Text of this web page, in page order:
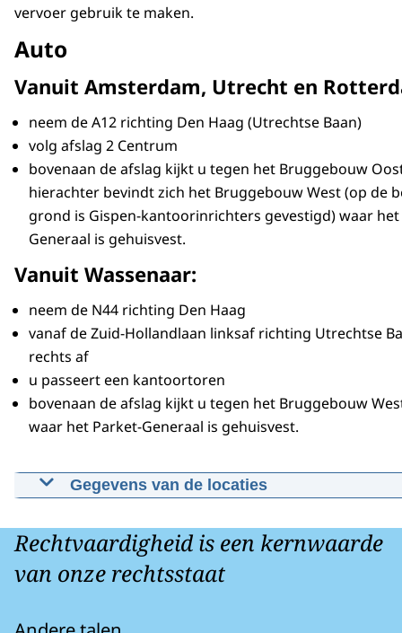
vervoer gebruik te maken.
Auto
Vanuit Amsterdam, Utrecht en
neem de A12 richting Den Haag (Utrechtse Baan)
volg afslag 2 Centrum
bovenaan de afslag kijkt u tegen het Bruggebouw
hierachter bevindt zich het Bruggebouw West (op de
grond is Gispen-kantoorinrichters gevestigd) waar
Generaal is gehuisvest.
Vanuit Wassenaar:
neem de N44 richting Den Haag
vanaf de Zuid-Hollandlaan linksaf richting Utrechtse
rechts af
u passeert een kantoortoren
bovenaan de afslag kijkt u tegen het Bruggebouw
waar het Parket-Generaal is gehuisvest.
Gegevens van de locaties
Parket-Generaal Prins Clauslaan 16, 2595 AJ
Rechtvaardigheid is een kernwaarde
van onze rechtsstaat